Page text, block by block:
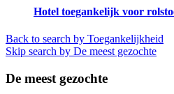
Hotel toegankelijk voor
Back to search by Toegankelijkheid
Skip search by De meest gezochte
De meest gezochte